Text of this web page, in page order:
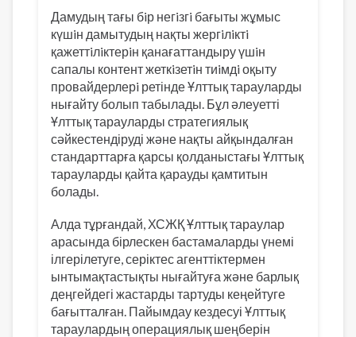
Дамудың тағы бiр негiзгi бағыты жұмыс
күшiн дамытудың нақты жергiлiктi
қажеттiлiктерiн қанағаттандыру үшiн
сапалы контент жеткiзетiн тиiмдi оқыту
провайдерлерi ретінде Ұлттық тарауларды
нығайту болып табылады. Бұл әлеуетті
Ұлттық тарауларды стратегиялық
сәйкестендіруді және нақты айқындалған
стандарттарға қарсы қолданыстағы Ұлттық
тарауларды қайта қарауды қамтитын
болады.
Алда тұрғандай, ХСЖҚ Ұлттық тараулар
арасында бірлескен бастамаларды үнемі
ілгерілетуге, серіктес агенттіктермен
ынтымақтастықты нығайтуға және барлық
деңгейдегі жастарды тартуды кеңейтуге
бағытталған. Пайымдау кездесуі Ұлттық
тараулардың операциялық шеңберін